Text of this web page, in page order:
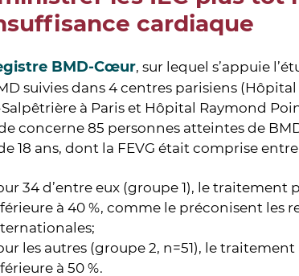
cardiaque
BMD-Cœur, sur lequel s’appuie
suivies dans 4 centres parisiens
à Paris et Hôpital Raymond
concerne 85 personnes atteintes de
18 ans, dont la FEVG était comprise
34 d’entre eux (groupe 1), le traitement
à 40 %, comme le préconisent les
les autres (groupe 2, n=51), le
à 50 %.